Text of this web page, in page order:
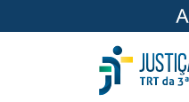
Ir para o